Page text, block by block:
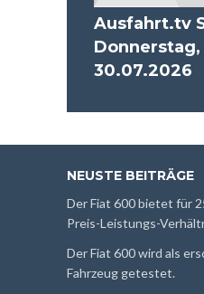
Ausfahrt.tv
30.07.2026
NEUSTE BEITRÄGE
Der Fiat 600 bietet für
Preis-Leistungs-
Der Fiat 600 wird als
Fahrzeug getestet.